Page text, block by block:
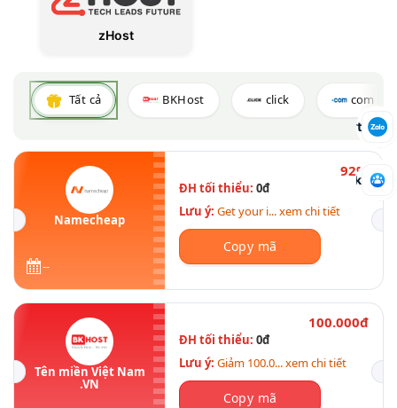
zHost
Tất cả BKHost click com
Namecheap
--
92%
ĐH tối thiểu: 0đ
Lưu ý: Get your i... xem chi tiết
Copy mã
Tên miền Việt Nam
.VN
100.000đ
ĐH tối thiểu: 0đ
Lưu ý: Giảm 100.0... xem chi tiết
Copy mã
Báo mã hết lượt
Tham gia nhóm Facebook